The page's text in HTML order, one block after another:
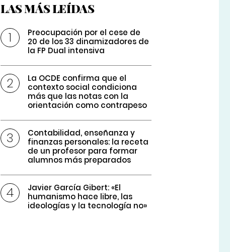
LAS MÁS LEÍDAS
Preocupación por el cese de
20 de los 33 dinamizadores de
la FP Dual intensiva
La OCDE confirma que el
contexto social condiciona
más que las notas con la
orientación como contrapeso
Contabilidad, enseñanza y
finanzas personales: la receta
de un profesor para formar
alumnos más preparados
Javier García Gibert: «El
humanismo hace libre, las
ideologías y la tecnología no»